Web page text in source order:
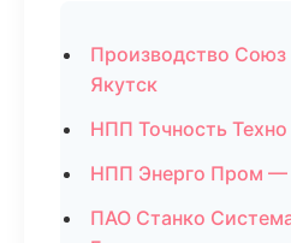
Производство
Якутск
НПП Точность
НПП Энерго Пром —
ПАО Станко